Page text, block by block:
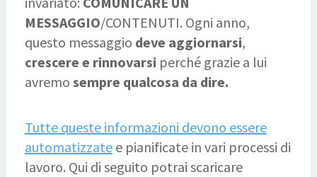
MESSAGGIO/CONTENUTI. Ogni anno,
questo messaggio deve aggiornarsi,
crescere e rinnovarsi perché grazie a lui
avremo sempre qualcosa da dire.
Tutte queste informazioni devono essere
automatizzatee pianificate in vari processi di
lavoro. Qui di seguito potrai scaricare